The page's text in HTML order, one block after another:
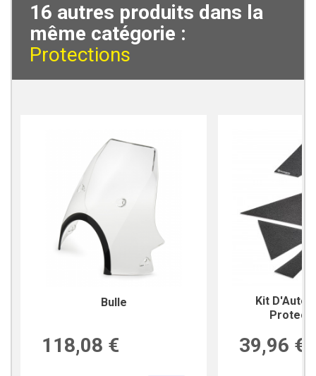
16 autres produits dans la
même catégorie :
Protections
Bulle
118,08 €
Kit
39,96 €